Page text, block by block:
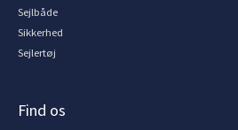
Sejlbåde
Sikkerhed
Sejlertøj
Find os